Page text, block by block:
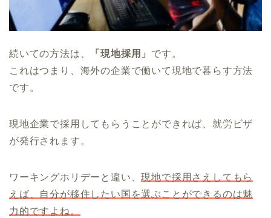
続いての方法は、 「現地採用」 です。
これはつまり、海外の企業で働いて現地で暮らす方法
です。
現地企業で採用してもらうことができれば、就労ビザ
が発行されます。
ワーキングホリデーと違い、現地で採用さえしてもら
えば、自分が移住したい国を選ぶことができるのは魅
力的ですよね。